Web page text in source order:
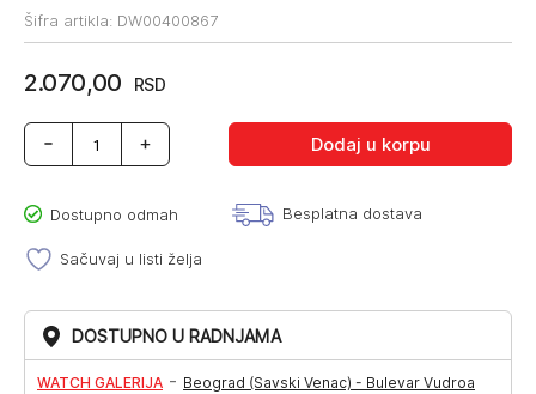
Šifra artikla: DW00400867
2.070,00 RSD
Daniel
Wellington
Micro
Heart
Earring
količina
Dodaj u korpu
Dostupno odmah Besplatna dostava
Sačuvaj u listi želja
DOSTUPNO U RADNJAMA
WATCH GALERIJA - Beograd (Savski Venac) - Bulevar Vudroa